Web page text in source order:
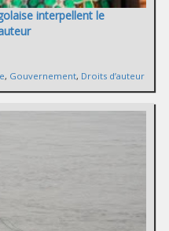
interpellent le
, Gouvernement, Droits d’auteur